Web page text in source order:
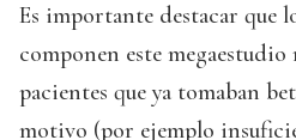
Es importante destacar que
componen este
pacientes que ya tomaban
motivo (por ejemplo